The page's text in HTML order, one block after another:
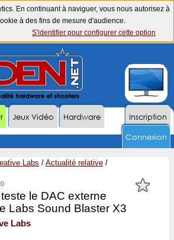
En continuant à naviguer, vous nous autorisez à
à des fins de mesure d'audience.
S'identifier pour configurer cette option
Inscription
Jeux Vidéo
Hardware
Connexion
Labs / Actualité relative /
le DAC externe
Labs Sound Blaster X3
Labs